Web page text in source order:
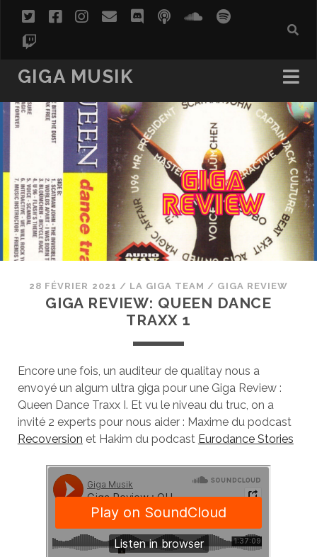
twitterfacebookinstagram
emaildiscordpodcastsoundcloud
spotify
twitch
GIGA MUSIK
28 FÉVRIER 2021 / LA GIGA TEAM / GIGA REVIEW
GIGA REVIEW: QUEEN DANCE
TRAXX 1
Encore une fois, un auditeur de qualitay nous a
envoyé un algum ultra giga pour une Giga Review :
Queen Dance Traxx I. Et vu le niveau du truc, on a
invité 2 experts pour nous aider : Maxime du podcast
Recoversion et Hakim du podcast Eurodance Stories